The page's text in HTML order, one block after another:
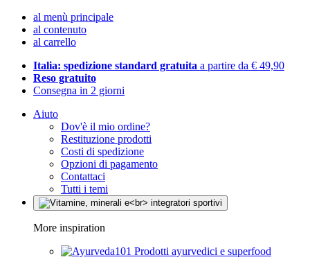
al menù principale
al contenuto
al carrello
Italia: spedizione standard gratuita a partire da € 49,90
Reso gratuito
Consegna in 2 giorni
Aiuto
Dov'è il mio ordine?
Restituzione prodotti
Costi di spedizione
Opzioni di pagamento
Contattaci
Tutti i temi
More inspiration
Prodotti ayurvedici e superfood